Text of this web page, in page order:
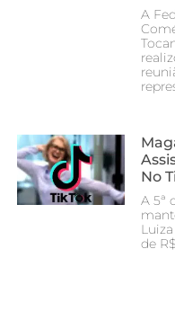
A
No
A 5ª
de